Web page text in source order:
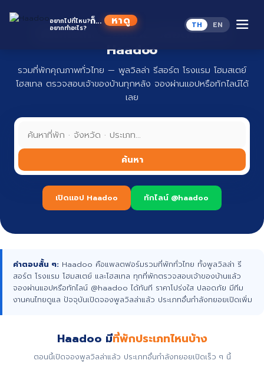
อยากไปที่ไหน?
อยากทำอะไร?
ก็... หาดู TH EN
ที่พักทั่วไทย จองง่าย ปลอดภัย กับ
Haadoo
รวมที่พักคุณภาพทั่วไทย — พูลวิลล่า รีสอร์ต โรงแรม โฮมสเตย์
โฮสเทล ตรวจสอบเจ้าของบ้านทุกหลัง จองผ่านแอปหรือทักไลน์ได้
เลย
ค้นหา
เปิดแอป Haadoo ทักไลน์ @haadoo
คำตอบสั้น ๆ: Haadoo คือแพลตฟอร์มรวมที่พักทั่วไทย ทั้งพูลวิลล่า รี
สอร์ต โรงแรม โฮมสเตย์ และโฮสเทล ทุกที่พักตรวจสอบเจ้าของบ้านแล้ว
จองผ่านแอปหรือทักไลน์ @haadoo ได้ทันที ราคาโปร่งใส ปลอดภัย มีทีม
งานคนไทยดูแล ปัจจุบันเปิดจองพูลวิลล่าแล้ว ประเภทอื่นกำลังทยอยเปิดเพิ่ม
Haadoo มีที่พักประเภทไหนบ้าง
ตอนนี้เปิดจองพูลวิลล่าแล้ว ประเภทอื่นกำลังทยอยเปิดเร็ว ๆ นี้